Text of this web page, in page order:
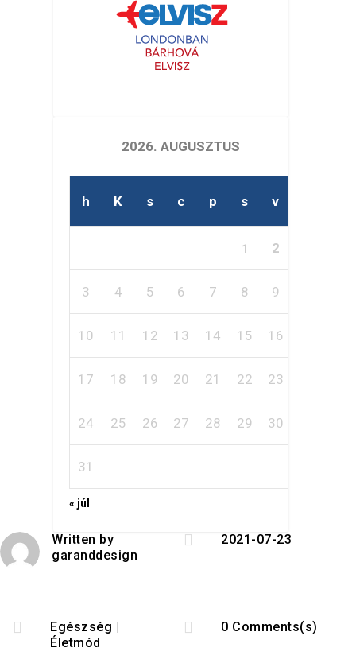
2026. AUGUSZTUS
h K s c p s v
1 2
3 4 5 6 7 8 9
10 11 12 13 14 15 16
17 18 19 20 21 22 23
24 25 26 27 28 29 30
31
« júl
Written by
garanddesign
 2021-07-23
 Egészség |
Életmód
 0 Comments(s)